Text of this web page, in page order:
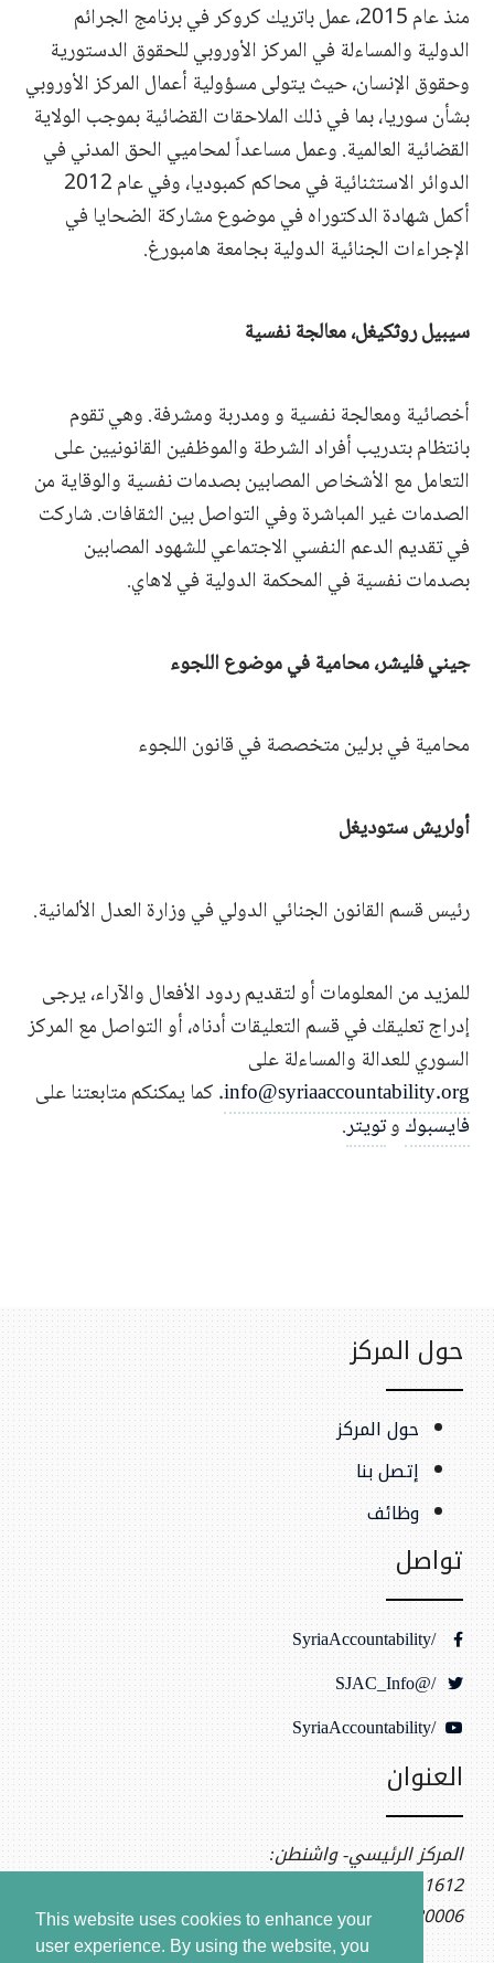
This website uses cookies to enhance your
user experience. By using the website, you
منذ عام 2015، عمل باتريك كروكر في برنامج الجرائم
الدولية والمساءلة في المركز الأوروبي للحقوق الدستورية
وحقوق الإنسان، حيث يتولى مسؤولية أعمال المركز الأوروبي
بشأن سوريا، بما في ذلك الملاحقات القضائية بموجب الولاية
القضائية العالمية. وعمل مساعداً لمحاميي الحق المدني في
الدوائر الاستثنائية في محاكم كمبوديا، وفي عام 2012
أكمل شهادة الدكتوراه في موضوع مشاركة الضحايا في
الإجراءات الجنائية الدولية بجامعة هامبورغ.
سيبيل روثكيغل، معالجة نفسية
أخصائية ومعالجة نفسية و ومدربة ومشرفة. وهي تقوم
بانتظام بتدريب أفراد الشرطة والموظفين القانونيين على
التعامل مع الأشخاص المصابين بصدمات نفسية والوقاية من
الصدمات غير المباشرة وفي التواصل بين الثقافات. شاركت
في تقديم الدعم النفسي الاجتماعي للشهود المصابين
بصدمات نفسية في المحكمة الدولية في لاهاي.
جيني فليشر، محامية في موضوع اللجوء
محامية في برلين متخصصة في قانون اللجوء
أولريش ستوديغل
رئيس قسم القانون الجنائي الدولي في وزارة العدل الألمانية‎.
للمزيد من المعلومات أو لتقديم ردود الأفعال والآراء، يرجى
إدراج تعليقك في قسم التعليقات أدناه، أو التواصل مع المركز
السوري للعدالة والمساءلة على
info@syriaaccountability.org. كما يمكنكم متابعتنا على
فايسبوكوتويتر.
حول المركز
حول المركز
إتصل بنا
وظائف
تواصل
/SyriaAccountability
/@SJAC_Info
/SyriaAccountability
العنوان
المركز الرئيسي- واشنطن:
1612 K St NW, Ste 400
Washington, DC 20006